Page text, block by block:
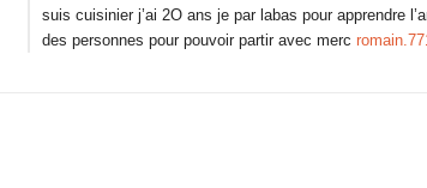
suis cuisinier j’ai 2O ans je par labas pour apprendre
des personnes pour pouvoir partir avec merc